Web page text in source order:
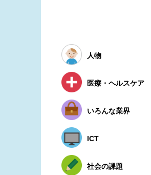
人物
医療・ヘルスケア
いろんな業界
ICT
社会の課題